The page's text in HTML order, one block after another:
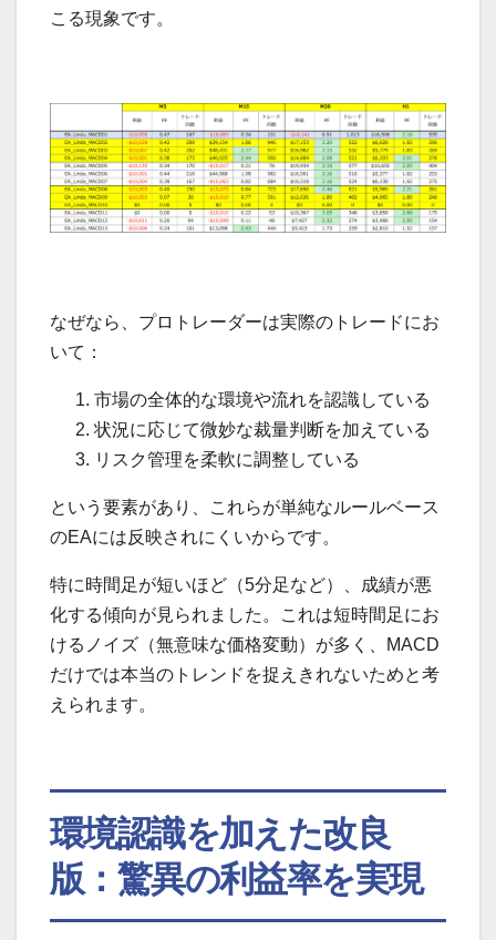
こる現象です。
なぜなら、プロトレーダーは実際のトレードにお
いて：
市場の全体的な環境や流れを認識している
状況に応じて微妙な裁量判断を加えている
リスク管理を柔軟に調整している
という要素があり、これらが単純なルールベース
のEAには反映されにくいからです。
特に時間足が短いほど（5分足など）、成績が悪
化する傾向が見られました。これは短時間足にお
けるノイズ（無意味な価格変動）が多く、MACD
だけでは本当のトレンドを捉えきれないためと考
えられます。
環境認識を加えた改良
版：驚異の利益率を実現